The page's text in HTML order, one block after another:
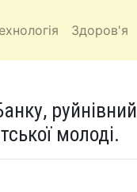
Здоров'я
руйнівний
молоді.